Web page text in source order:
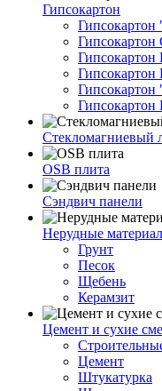
Гипсокартон
Гипсокартон
Гипсокартон
Гипсокартон
Гипсокартон
Стекломагниевый
OSB плита
Сэндвич панели
Нерудные
Грунт
Песок
Щебень
Керамзит
Цемент и сухие
Цемент
Штукатурка